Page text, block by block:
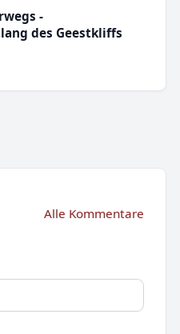
-
des Geestkliffs
Alle Kommentare